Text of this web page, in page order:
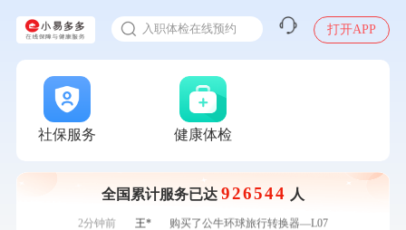
入职体检在线预约
打开APP
社保服务 健康体检
全国累计服务已达 926544 人
7分钟前 潘*
购买了美的1.5L电热水壶HJ1522
7分钟前
林**
成功预约糖尿病强化体检套餐
刚刚
张**
成功预约糖尿病强化体检套餐
成功预约糖尿病强化体检套餐
刚刚
购买了宁安堡新疆无核红枣干150g*2
刚刚
购买了宁安堡新疆无核红枣干150g*2
2分钟前
林**
成功预约了女性健康套餐二档
2分钟前
王*
购买了公牛环球旅行转换器—L07